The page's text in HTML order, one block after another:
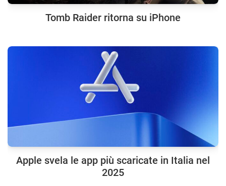
Tomb Raider ritorna su iPhone
Apple svela le app più scaricate in Italia nel
2025